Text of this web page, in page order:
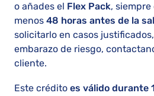
o añades el Flex Pack, siempre
menos 48 horas antes de la
solicitarlo en casos
embarazo de riesgo,
cliente.
Este crédito es válido durante